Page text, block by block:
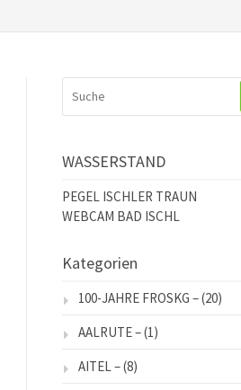
NACH:
WASSERSTAND
PEGEL ISCHLER TRAUN
WEBCAM BAD ISCHL
Kategorien
100-JAHRE FROSKG –(20)
AALRUTE –(1)
AITEL –(8)